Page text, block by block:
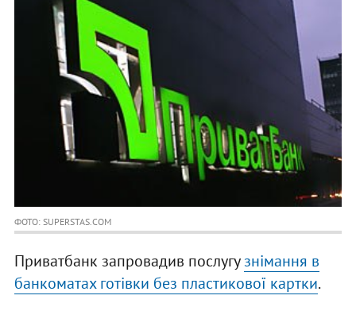
ФОТО: SUPERSTAS.COM
Приватбанк запровадив послугузнімання в
банкоматах готівки без пластикової картки.